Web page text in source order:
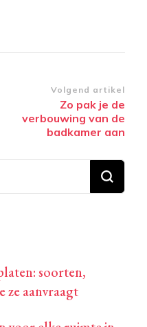
Volgend artikel
Zo pak je de
verbouwing van de
badkamer aan
soorten,
ze aanvraagt